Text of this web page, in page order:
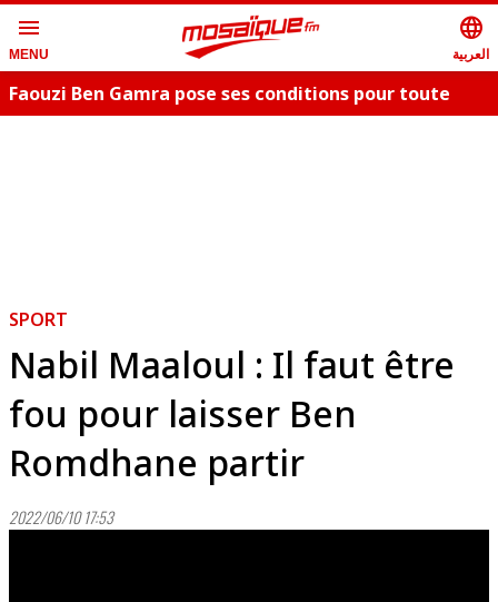
menu
MENU
language
العربية
Faouzi Ben Gamra pose ses conditions pour toute
SPORT
Nabil Maaloul : Il faut être
fou pour laisser Ben
Romdhane partir
2022/06/10 17:53